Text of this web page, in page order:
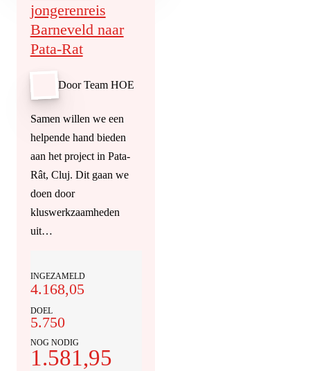
jongerenreis
Barneveld naar
Pata-Rat
Door Team HOE
Samen willen we een
helpende hand bieden
aan het project in Pata-
Rât, Cluj. Dit gaan we
doen door
kluswerkzaamheden
uit…
INGEZAMELD
4.168,05
DOEL
5.750
NOG NODIG
1.581,95